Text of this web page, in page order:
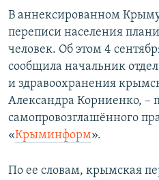
Вернутся
поиску
ИНТЕРАКТИВ
ТЕЛЕПРОЕКТ КРЫМ.РЕАЛИИ
СОВЕТЫ ПРАВОЗАЩИТНИКОВ
ПРОПАВШИЕ БЕЗ ВЕСТИ
ПОБЕДИТЕЛЕЙ НЕ СУДЯТ?
РАДІО СВОБОДА
КАК ОБОЙТИ
Українською
Qırımtatar
ПРИСОЕДИНЯЙТЕСЬ!
В аннексированном
переписи населения
человек. Об этом 4
сообщила начальник
и здравоохранения
Александра Корниенко, –
самопровозглашённого
«Крыминформ».
По ее словам, крымская